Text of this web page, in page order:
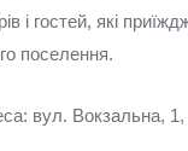
і гостей, які
поселення.
вул. Вокзальна, 1,